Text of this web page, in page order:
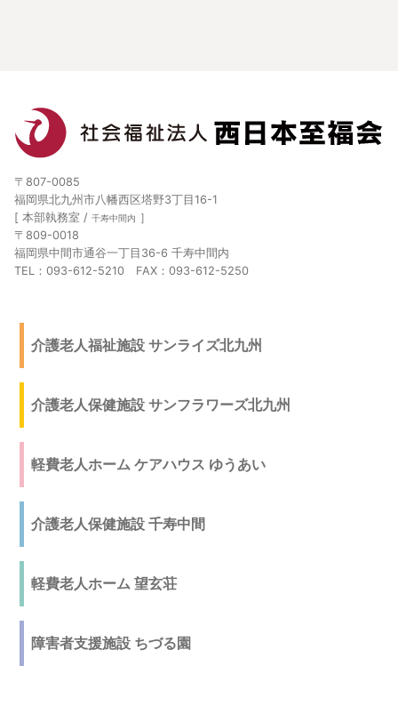
〒807-0085
福岡県北九州市八幡西区塔野3丁目16-1
[ 本部執務室 / 千寿中間内 ］
〒809-0018
福岡県中間市通谷一丁目36-6 千寿中間内
TEL：093-612-5210 FAX：093-612-5250
介護老人福祉施設 サンライズ北九州
介護老人保健施設 サンフラワーズ北九州
軽費老人ホーム ケアハウス ゆうあい
介護老人保健施設 千寿中間
軽費老人ホーム 望玄荘
障害者支援施設 ちづる園